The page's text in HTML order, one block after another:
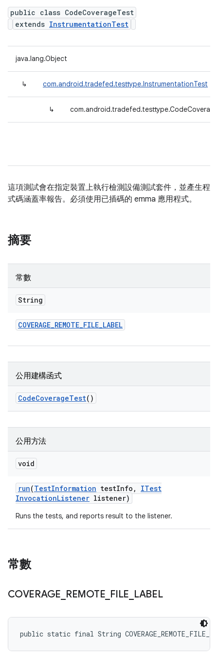
public class CodeCoverageTest
extends InstrumentationTest
java.lang.Object
↳ com.android.tradefed.testtype.InstrumentationTest
↳
這項測試會在指定裝置上執行檢測設備測試套件，並產生程
式碼涵蓋率報告。必須使用已插碼的 emma 應用程式。
摘要
常數
String
COVERAGE_REMOTE_FILE_LABEL
公用建構函式
CodeCoverageTest()
公用方法
void
run(TestInformation testInfo ,
ITest
InvocationListener listener)
Runs the tests, and reports result to the listener.
常數
COVERAGE REMOTE FILE LABEL
public static final String